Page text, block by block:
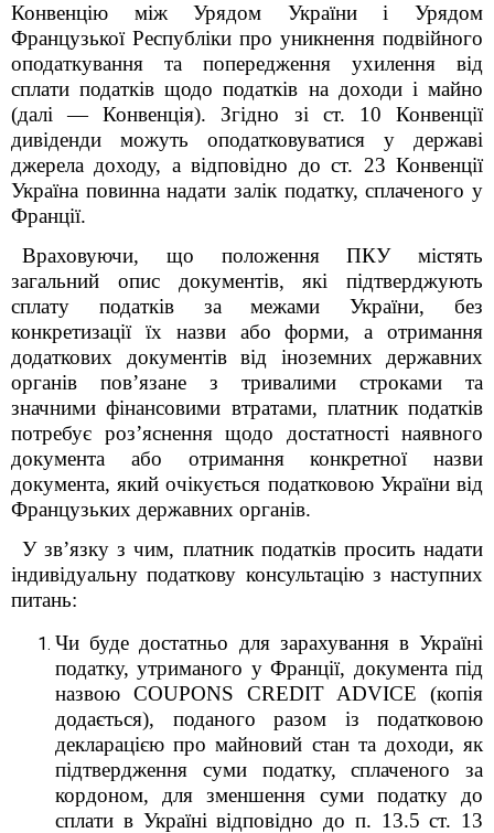
Конвенцію між Урядом України і Урядом
Французької Республіки про уникнення подвійного
оподаткування та попередження ухилення від
сплати податків щодо податків на доходи і майно
(далі — Конвенція). Згідно зі ст. 10 Конвенції
дивіденди можуть оподатковуватися у державі
джерела доходу, а відповідно до ст. 23 Конвенції
Україна повинна надати залік податку, сплаченого у
Франції.
Враховуючи, що положення ПКУ містять
загальний опис документів, які підтверджують
сплату податків за межами України, без
конкретизації їх назви або форми, а отримання
додаткових документів від іноземних державних
органів пов’язане з тривалими строками та
значними фінансовими втратами, платник податків
потребує роз’яснення щодо достатності наявного
документа або отримання конкретної назви
документа, який очікується податковою України від
Французьких державних органів.
У зв’язку з чим, платник податків просить надати
індивідуальну податкову консультацію з наступних
питань:
Чи буде достатньо для зарахування в Україні
податку, утриманого у Франції, документа під
назвою COUPONS CREDIT ADVICE (копія
додається), поданого разом із податковою
декларацією про майновий стан та доходи, як
підтвердження суми податку, сплаченого за
кордоном, для зменшення суми податку до
сплати в Україні відповідно до п. 13.5 ст. 13